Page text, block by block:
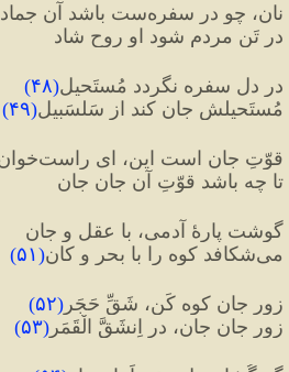
نان، چو در سفره‌ست باشد آن جماد
در تَنِ مردم شود او روحِ شاد
در دلِ سفره نگردد مُستَحیل(۴۸)
مُستَحیلش جان کند از سَلسَبیل(۴۹)
قوّتِ جان است این، ای راست‌خوان
تا چه باشد قوّتِ آن جانِ جان
گوشت پارهٔ آدمی، با عقل و جان
می‌شکافد کوه را با بحر و کان
(۵۱)
زورِ جانِ کوه کَن، شَقِّ حَجَر (۵۲)
زورِ جانِ جان، در اِنشَقَّ الْقَمَر (۵۳)